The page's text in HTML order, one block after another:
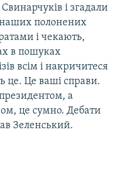
і згадали
наших полонених
і чекають,
в пошуках
всім і накричитеся
це. Це ваші справи.
а
це сумно. Дебати
Зеленський.